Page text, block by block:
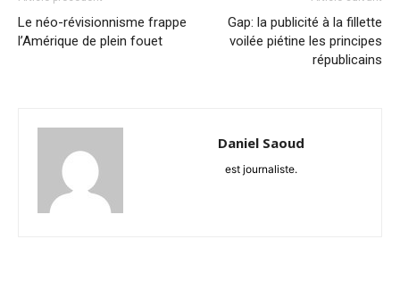
Le néo-révisionnisme frappe
l’Amérique de plein fouet
Gap: la publicité à la fillette
voilée piétine les principes
républicains
Daniel Saoud
est journaliste.